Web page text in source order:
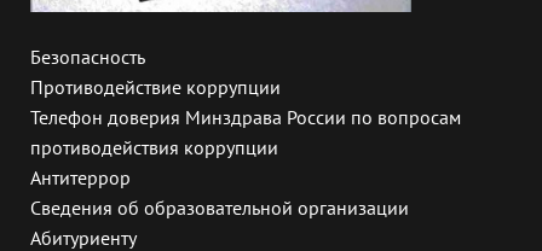
Безопасность
Противодействие коррупции
Телефон доверия Минздрава России по вопросам
противодействия коррупции
Антитеррор
Сведения об образовательной организации
Абитуриенту